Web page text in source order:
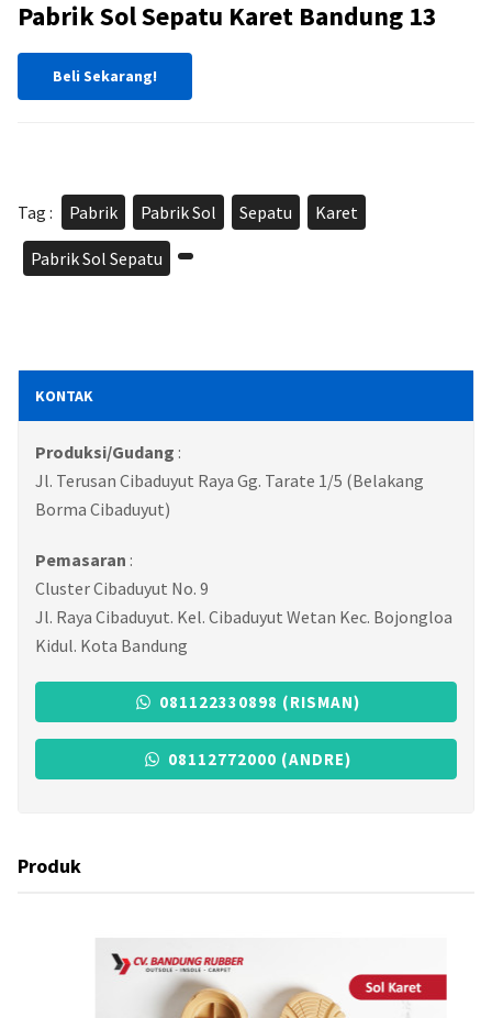
Pabrik Sol Sepatu Karet Bandung 13
Beli Sekarang!
Tag : Pabrik Pabrik Sol Sepatu Karet
Pabrik Sol Sepatu
KONTAK
Produksi/Gudang :
Jl. Terusan Cibaduyut Raya Gg. Tarate 1/5 (Belakang
Borma Cibaduyut)
Pemasaran :
Cluster Cibaduyut No. 9
Jl. Raya Cibaduyut. Kel. Cibaduyut Wetan Kec. Bojongloa
Kidul. Kota Bandung
081122330898 (RISMAN)
08112772000 (ANDRE)
Produk